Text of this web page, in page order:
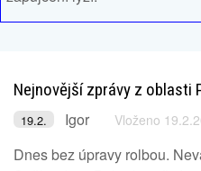
Nejnovější zprávy z oblasti
19.2. Igor Vloženo
Dnes bez úpravy rolbou.